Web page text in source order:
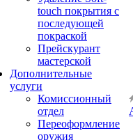
touch покрытия с
последующей
покраской
Прейскурант
мастерской
Дополнительные
услуги
Комиссионный
отдел
Переоформление
оружия